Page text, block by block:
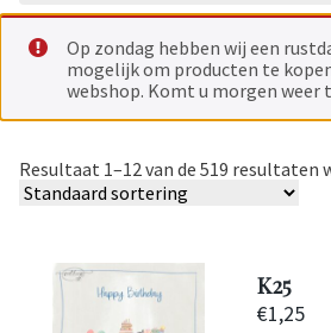
Op zondag hebben wij een
mogelijk om producten te
webshop. Komt u morgen weer
Resultaat 1–12 van de 519 resultaten
K25
€1,25